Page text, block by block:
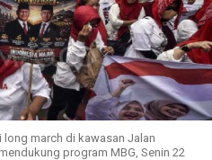
march di kawasan Jalan
program MBG, Senin 22